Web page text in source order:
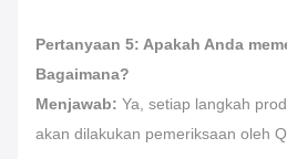
Pertanyaan 5: Apakah Anda
Bagaimana?
Menjawab: Ya, setiap langkah
akan dilakukan pemeriksaan oleh